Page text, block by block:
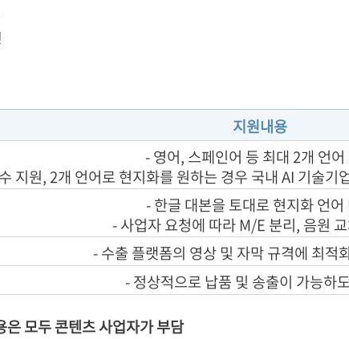
지원내용
- 영어, 스페인어 등 최대 2개 언어
지원, 2개 언어로 현지화를 원하는 경우 국내 AI 기술기
- 한글 대본을 토대로 현지화 언어
- 사업자 요청에 따라 M/E 분리, 음원
- 수출 플랫폼의 영상 및 자막 규격에 최적
- 정상적으로 납품 및 송출이 가능하
모두 콘텐츠 사업자가 부담